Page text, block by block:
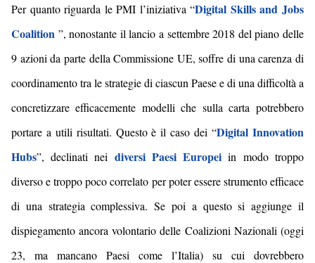
Per quanto riguarda le PMI l’iniziativa“Digital Skills and Jobs
Coalition ”,nonostante il lancio a settembre 2018 del piano delle
9 azionida parte della Commissione UE, soffre di una carenza di
coordinamentotra lestrategiedi ciascun Paesee di una difficoltà a
concretizzare efficacemente modelli che sulla carta potrebbero
portare a utili risultati. Questo è il caso dei “Digital Innovation
Hubs”, declinati nei diversi Paesi Europeiin modo troppo
diverso e troppo poco correlato per poter essere strumento efficace
di una strategia complessiva. Se poi a questo si aggiunge il
dispiegamento ancora volontario delle Coalizioni Nazionali (oggi
23, ma mancano Paesi come l’Italia) su cui dovrebbero